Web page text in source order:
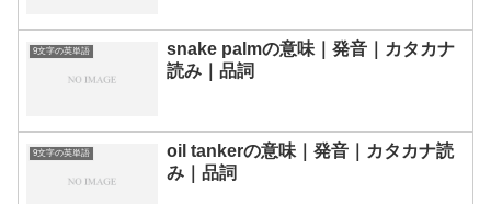
9文字の英単語
snake palmの意味｜発音｜カタカナ
読み｜品詞
9文字の英単語
oil tankerの意味｜発音｜カタカナ読
み｜品詞